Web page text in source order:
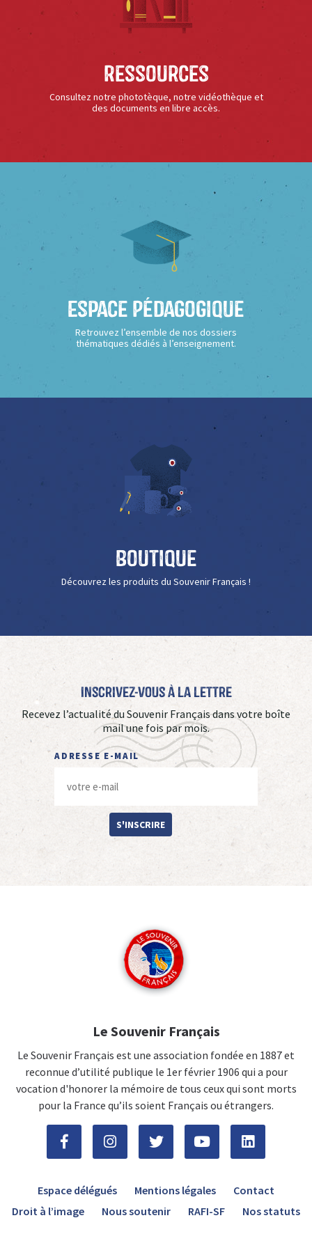
Ressources
Consultez notre phototèque, notre vidéothèque et
des documents en libre accès.
Espace Pédagogique
Retrouvez l’ensemble de nos dossiers
thématiques dédiés à l’enseignement.
Boutique
Découvrez les produits du Souvenir Français !
Inscrivez-vous à La Lettre
Recevez l’actualité du Souvenir Français dans votre boîte
mail une fois par mois.
ADRESSE E-MAIL
S'INSCRIRE
Le Souvenir Français
Le Souvenir Français est une association fondée en 1887 et
reconnue d’utilité publique le 1er février 1906 qui a pour
vocation d'honorer la mémoire de tous ceux qui sont morts
pour la France qu’ils soient Français ou étrangers.
Espace délégués Mentions légales
Contact
Droit à l’image
Nous soutenir RAFI-SF Nos statuts